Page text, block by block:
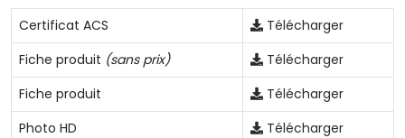
Certificat ACS
Télécharger
Fiche produit (sans prix)
Télécharger
Fiche produit
Télécharger
Photo HD
Télécharger